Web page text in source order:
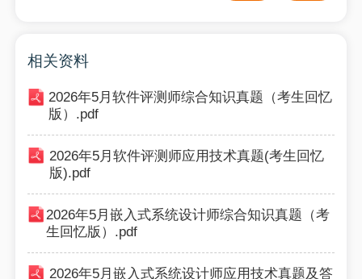
相关资料
2026年5月软件评测师综合知识真题（考生回忆
版）.pdf
2026年5月软件评测师应用技术真题(考生回忆
版).pdf
2026年5月嵌入式系统设计师综合知识真题（考
生回忆版）.pdf
2026年5月嵌入式系统设计师应用技术真题及答